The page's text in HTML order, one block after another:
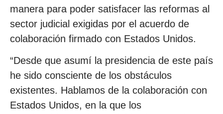
manera para poder satisfacer las reformas al
sector judicial exigidas por el acuerdo de
colaboración firmado con Estados Unidos.
“Desde que asumí la presidencia de este país
he sido consciente de los obstáculos
existentes. Hablamos de la colaboración con
Estados Unidos, en la que los